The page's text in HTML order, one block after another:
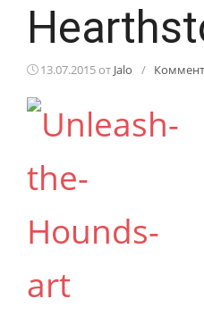
13.07.2015от Jalo /